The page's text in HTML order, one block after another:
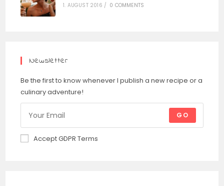
1. AUGUST 2016 / 0 COMMENTS
Newsletter
Be the first to know whenever I publish a new recipe or a
culinary adventure!
GO
Accept GDPR Terms